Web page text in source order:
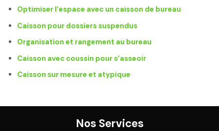
Optimiser l’espace avec un caisson de bureau
Caisson pour dossiers suspendus
Organisation et rangement au bureau
Caisson avec coussin pour s’asseoir
Caisson sur mesure et atypique
Nos Services